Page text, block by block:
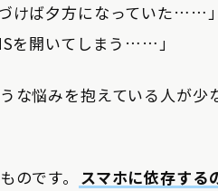
けば夕方になっていた……」
を開いてしまう……」
な悩みを抱えている人が少
のです。
スマホに依存する